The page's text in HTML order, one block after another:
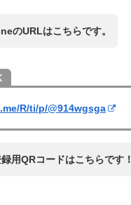
のURLはこちらです。
R/ti/p/@914wgsga
用QRコードはこちらです！